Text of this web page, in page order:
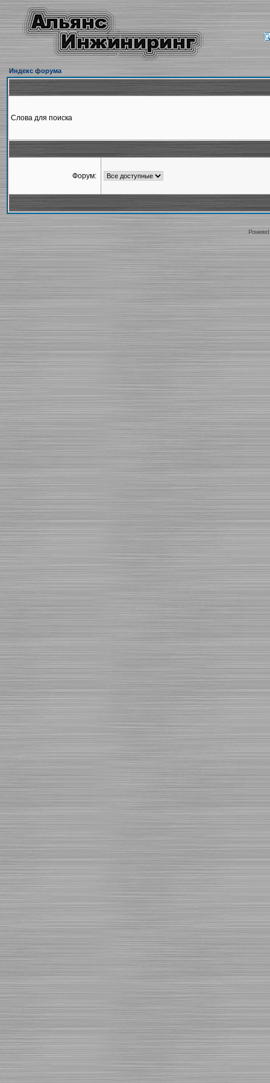
Индекс форума
Слова для поиска
Форум: